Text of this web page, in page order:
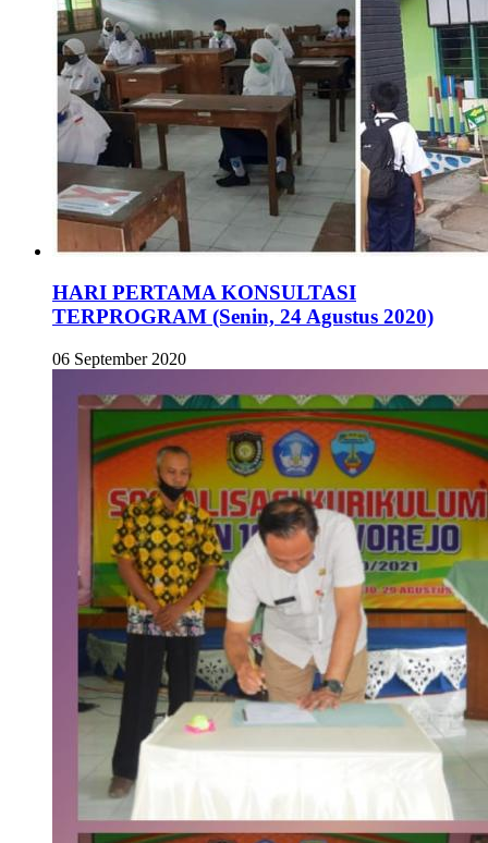
HARI PERTAMA KONSULTASI
TERPROGRAM (Senin, 24 Agustus 2020)
06 September 2020